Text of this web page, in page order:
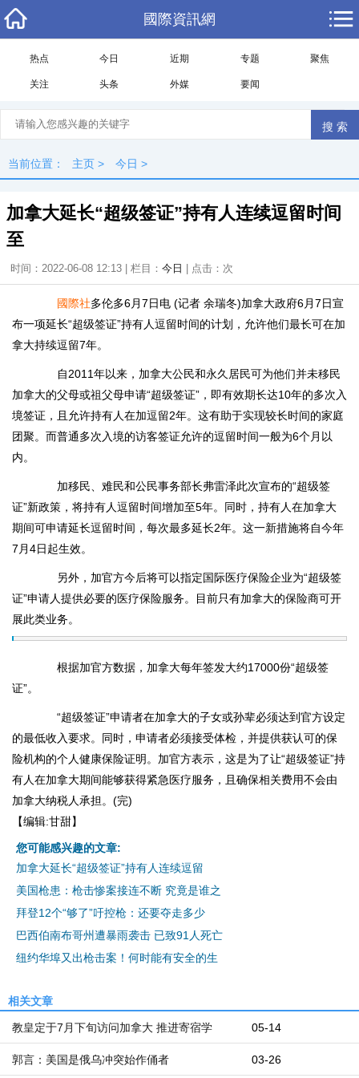
國際資訊網
热点 今日 近期 专题 聚焦
关注 头条 外媒 要闻
当前位置： 主页 > 今日 >
加拿大延长“超级签证”持有人连续逗留时间
至
时间：2022-06-08 12:13 | 栏目： 今日 | 点击： 次
國際社多伦多6月7日电 (记者 余瑞冬)加拿大政府6月7日宣
布一项延长“超级签证”持有人逗留时间的计划，允许他们最长可在加
拿大持续逗留7年。
自2011年以来，加拿大公民和永久居民可为他们并未移民
加拿大的父母或祖父母申请“超级签证”，即有效期长达10年的多次入
境签证，且允许持有人在加逗留2年。这有助于实现较长时间的家庭
团聚。而普通多次入境的访客签证允许的逗留时间一般为6个月以
内。
加移民、难民和公民事务部长弗雷泽此次宣布的“超级签
证”新政策，将持有人逗留时间增加至5年。同时，持有人在加拿大
期间可申请延长逗留时间，每次最多延长2年。这一新措施将自今年
7月4日起生效。
另外，加官方今后将可以指定国际医疗保险企业为“超级签
证”申请人提供必要的医疗保险服务。目前只有加拿大的保险商可开
展此类业务。
根据加官方数据，加拿大每年签发大约17000份“超级签
证”。
“超级签证”申请者在加拿大的子女或孙辈必须达到官方设定
的最低收入要求。同时，申请者必须接受体检，并提供获认可的保
险机构的个人健康保险证明。加官方表示，这是为了让“超级签证”持
有人在加拿大期间能够获得紧急医疗服务，且确保相关费用不会由
加拿大纳税人承担。(完)
【编辑:甘甜】
您可能感兴趣的文章:
加拿大延长“超级签证”持有人连续逗留
美国枪患：枪击惨案接连不断 究竟是谁之
拜登12个“够了”吁控枪：还要夺走多少
巴西伯南布哥州遭暴雨袭击 已致91人死亡
纽约华埠又出枪击案！何时能有安全的生
相关文章
05-14
教皇定于7月下旬访问加拿大 推进寄宿学
03-26
郭言：美国是俄乌冲突始作俑者